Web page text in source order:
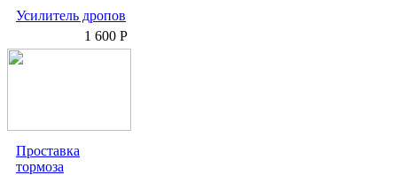
Усилитель дропов
1 600 Р
Проставка
тормоза